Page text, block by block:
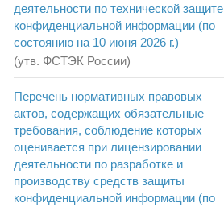
деятельности по технической защите
конфиденциальной информации (по
состоянию на 10 июня 2026 г.)
(утв. ФСТЭК России)
Перечень нормативных правовых
актов, содержащих обязательные
требования, соблюдение которых
оценивается при лицензировании
деятельности по разработке и
производству средств защиты
конфиденциальной информации (по